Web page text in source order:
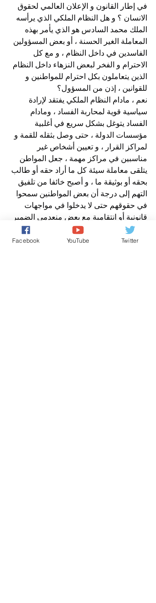
في إطار القانون و الإعلان العالمي لحقوق
الانسان ؟ و هل النظام الملكي الذي يرأسه
الملك محمد السادس هو الذي يأمر بهذه
المعاملة الغير الحسنة ، أو بعض المسؤولين
الفاسدين في داخل النظام ، و مع كل
الاحترام و الفخر لبعض النزهاء داخل النظام
الذين يتعاملون بكل احترام للمواطنين و
للقوانين ، إذن من المسؤول؟
نعم ، مادام النظام الملكي يفتقد لإرادة
سياسية قوية لمحاربة الفساد ، ومادام
الفساد يتوغل بشكل سريع في أغلبية
مؤسسات الدولة ، حتى وصل بثقله للقمة و
لمراكز القرار ، و تعيين أشخاص غير
مناسبين في مراكز مهمة ، جعل المواطن
يتلقى معاملة سيئة كل ما أراد حقه أو طالب
بحقه أو بوثيقة ما ، و أصبح خائفا من تلفيق
التهم إلى درجة أن بعض المواطنين سمحوا
في حقوقهم حتى لا يدخلوا في مواجهات
قانونية أو انتقامية مع بعض منعدمي الضمير
المسؤول من بعض المسؤولين الفاسدين
المغرورين ، الذين انساقوا في التعامل Facebook YouTube Twitter